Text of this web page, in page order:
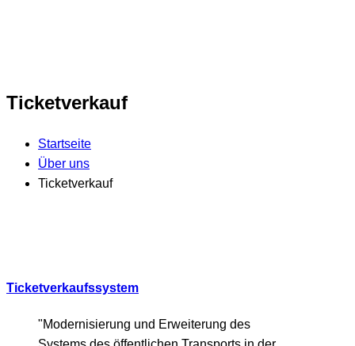
Ticketverkauf
Startseite
Über uns
Ticketverkauf
Ticketverkaufssystem
"Modernisierung und Erweiterung des